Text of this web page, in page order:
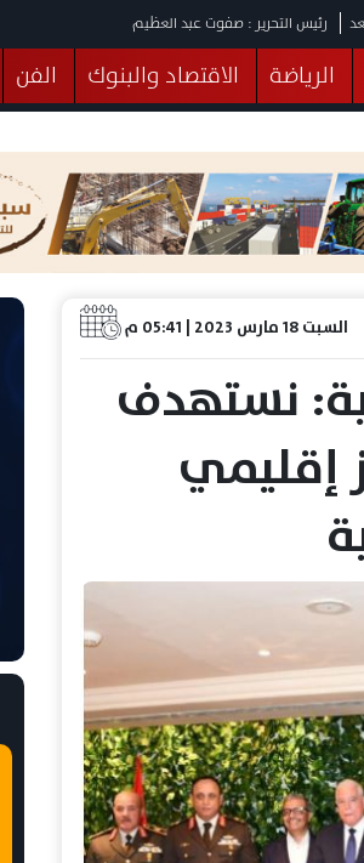
رئيس التحرير : صفوت عبد العظيم
الرياضة الاقتصاد والبنوك الفن
صحة الثقافة خدمات منوعات
السبت 18 مارس 2023 | 05:41 م
نستهدف
إقليمي